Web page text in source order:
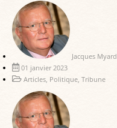
Jacques Myard
01 janvier 2023
Articles, Politique, Tribune